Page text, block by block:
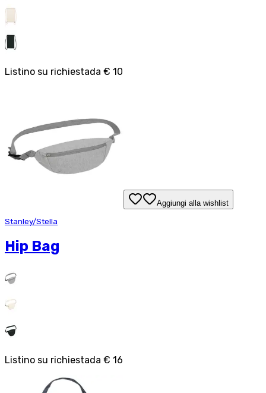
Listino su richiestada € 10
Aggiungi alla wishlist
Stanley/Stella
Hip Bag
Listino su richiestada € 16